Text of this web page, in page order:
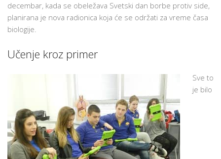
decembar, kada se obeležava Svetski dan borbe protiv side,
planirana je nova radionica koja će se održati za vreme časa
biologije.
Učenje kroz primer
Sve to
je bilo